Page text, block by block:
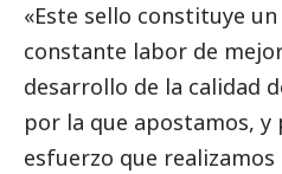
«Este sello constituye
constante labor de
desarrollo de la calidad
por la que apostamos,
esfuerzo que